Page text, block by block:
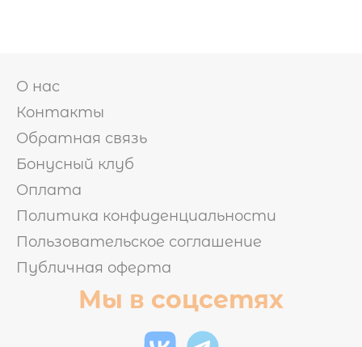
О нас
Контакты
Обратная связь
Бонусный клуб
Оплата
Политика конфиденциальности
Пользовательское соглашение
Публичная оферта
Мы в соцсетях